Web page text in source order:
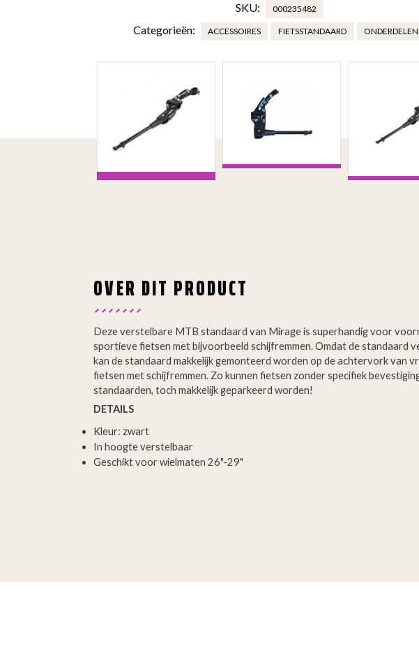
SKU: 000235482
Categorieën: ACCESSOIRES FIETSSTANDAARD ONDERDELEN
OVER DIT PRODUCT
Deze verstelbare MTB standaard van Mirage is superhandig voor
sportieve fietsen met bijvoorbeeld schijfremmen. Omdat de standaard
kan de standaard makkelijk gemonteerd worden op de achtervork van
fietsen met schijfremmen. Zo kunnen fietsen zonder specifiek
standaarden, toch makkelijk geparkeerd worden!
DETAILS
Kleur: zwart
In hoogte verstelbaar
Geschikt voor wielmaten 26"-29"